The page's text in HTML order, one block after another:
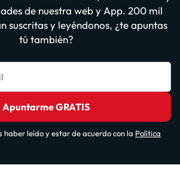
de nuestra web y App. 200 mil
suscritas y leyéndonos, ¿te apuntas
tú también?
Apuntarme GRATIS
haber leído y estar de acuerdo con la Política